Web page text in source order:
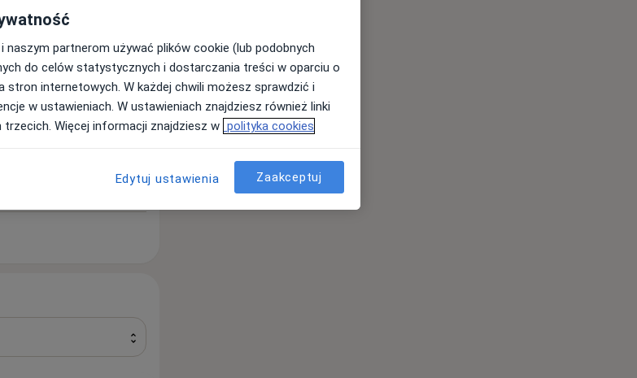
innej specjalizacji
naszym partnerom używać plików cookie (lub podobnych
do celów statystycznych i dostarczania treści w oparciu o
stron internetowych. W każdej chwili możesz sprawdzić i
w ustawieniach. W ustawieniach znajdziesz również linki
Więcej informacji znajdziesz w polityka cookies
Edytuj ustawienia Zaakceptuj